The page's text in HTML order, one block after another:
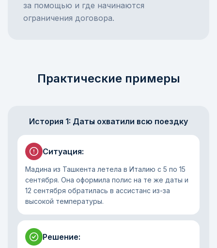
за помощью и где начинаются
ограничения договора.
Практические примеры
История 1: Даты охватили всю поездку
Ситуация:
Мадина из Ташкента летела в Италию с 5 по 15
сентября. Она оформила полис на те же даты и
12 сентября обратилась в ассистанс из-за
высокой температуры.
Решение: